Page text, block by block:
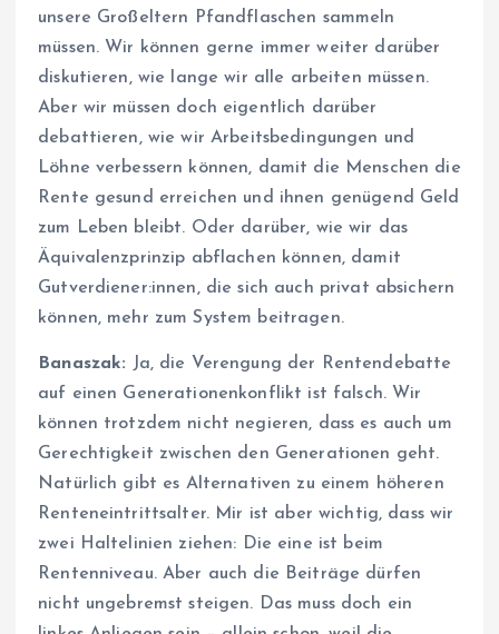
unsere Großeltern Pfandflaschen sammeln
müssen. Wir können gerne immer weiter darüber
diskutieren, wie lange wir alle arbeiten müssen.
Aber wir müssen doch eigentlich darüber
debattieren, wie wir Arbeitsbedingungen und
Löhne verbessern können, damit die Menschen die
Rente gesund erreichen und ihnen genügend Geld
zum Leben bleibt. Oder darüber, wie wir das
Äquivalenzprinzip abflachen können, damit
Gutverdiener:innen, die sich auch privat absichern
können, mehr zum System beitragen.
Banaszak: Ja, die Verengung der Rentendebatte
auf einen Generationenkonflikt ist falsch. Wir
können trotzdem nicht negieren, dass es auch um
Gerechtigkeit zwischen den Generationen geht.
Natürlich gibt es Alternativen zu einem höheren
Renteneintrittsalter. Mir ist aber wichtig, dass wir
zwei Haltelinien ziehen: Die eine ist beim
Rentenniveau. Aber auch die Beiträge dürfen
nicht ungebremst steigen. Das muss doch ein